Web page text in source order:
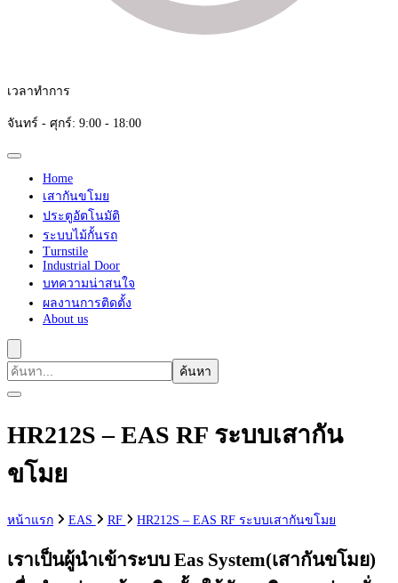
เวลาทำการ
จันทร์ - ศุกร์: 9:00 - 18:00
Home
เสากันขโมย
ประตูอัตโนมัติ
ระบบไม้กั้นรถ
Turnstile
Industrial Door
บทความน่าสนใจ
ผลงานการติดตั้ง
About us
ค้นหา
HR212S – EAS RF ระบบเสากัน
ขโมย
หน้าแรก EAS RF HR212S – EAS RF ระบบเสากันขโมย
เราเป็นผู้นำเข้าระบบ Eas System(เสากันขโมย)